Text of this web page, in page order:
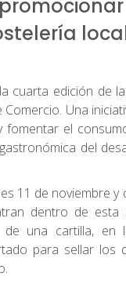
cuarta edición de
Una
fomentar el
del
11 de noviembre
dentro de
una cartilla,
para sellar los